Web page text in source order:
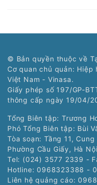
© Bản quyền thuộc về
Cơ quan chủ quản: Hiệp
Việt Nam - Vinasa.
Giấy phép số 197/GP-
thông cấp ngày 19/04/
Tổng Biên tập: Trương
Phó Tổng Biên tập: Bùi
Tòa soạn: Tầng 11,
Phường Cầu Giấy, Hà Nội
Tel: (024) 3577 2339 -
Hotline: 0968323388 -
Liên hệ quảng cáo: